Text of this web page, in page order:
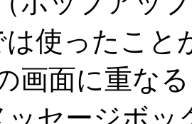
は使ったこと
画面に重な